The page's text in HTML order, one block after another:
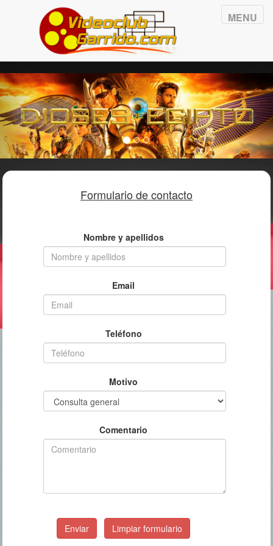
Toggle
navigation
MENU
Previous
Formulario de contacto
Nombre y apellidos
Email
Teléfono
Motivo
Comentario